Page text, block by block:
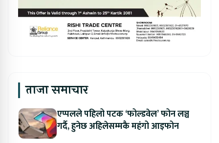
ताजा समाचार
एप्पलले पहिलो पटक ‘फोल्डवेल’ फोन लञ्च
गर्दै, हुनेछ अहिलेसम्मकै महंगो आइफोन